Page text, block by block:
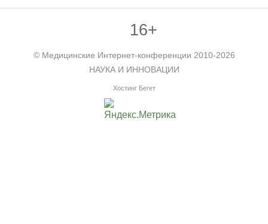
16+
© Медицинские Интернет-конференции 2010-2026
НАУКА И ИННОВАЦИИ
Хостинг Бегет